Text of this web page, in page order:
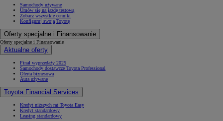
Samochody używane
Umów się na jazdę testową
Zobacz wszystkie cenniki
Konfiguruj swoją Toyotę
Oferty specjalne i Finansowanie
Oferty specjalne i Finansowanie
Aktualne oferty
Finał wyprzedaży 2025
Samochody dostawcze Toyota Professional
Oferta biznesowa
Auta używane
Toyota Financial Services
Kredyt niższych rat Toyota Easy
Kredyt standardowy
Leasing standardowy